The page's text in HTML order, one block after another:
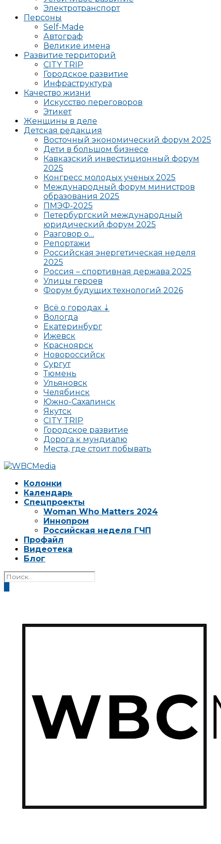
Электротранспорт
Персоны
Self-Made
Автограф
Великие имена
Развитие территорий
CITY TRIP
Городское развитие
Инфраструктура
Качество жизни
Искусство переговоров
Этикет
Женщины в деле
Детская редакция
Восточный экономический форум 2025
Дети в большом бизнесе
Кавказский инвестиционный форум
2025
Конгресс молодых ученых 2025
Международный форум министров
образования 2025
ПМЭФ-2025
Петербургский международный
юридический форум 2025
Разговор о…
Репортажи
Российская энергетическая неделя
2025
Россия – спортивная держава 2025
Улицы героев
Форум будущих технологий 2026
Всё о городах ⇣
Вологда
Екатеринбург
Ижевск
Красноярск
Новороссийск
Сургут
Тюмень
Ульяновск
Челябинск
Южно-Сахалинск
Якутск
CITY TRIP
Городское развитие
Дорога к мундиалю
Места, где стоит побывать
Колонки
Календарь
Спецпроекты
Woman Who Matters 2024
Иннопром
Российская неделя ГЧП
Профайл
Видеотека
Блог